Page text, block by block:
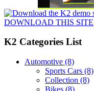
DOWNLOAD THIS SITE
K2 Categories List
Automotive (8)
Sports Cars (8)
Collection (8)
Bikes (8)